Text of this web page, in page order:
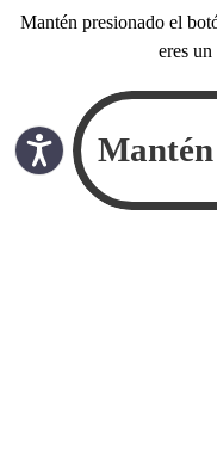
Mantén presionado el
eres